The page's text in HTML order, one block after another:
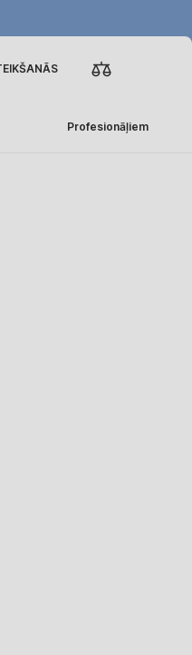
Profesionāļiem